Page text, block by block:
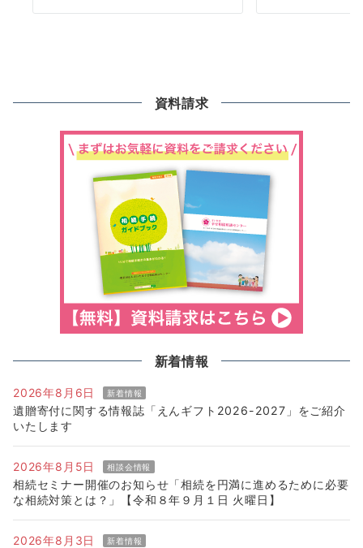
資料請求
新着情報
2026年8月6日 新着情報
遺贈寄付に関する情報誌「えんギフト2026-2027」をご紹介
いたします
2026年8月5日 相談会情報
相続セミナー開催のお知らせ「相続を円満に進めるために必要
な相続対策とは？」【令和８年９月１日 火曜日】
2026年8月3日 新着情報